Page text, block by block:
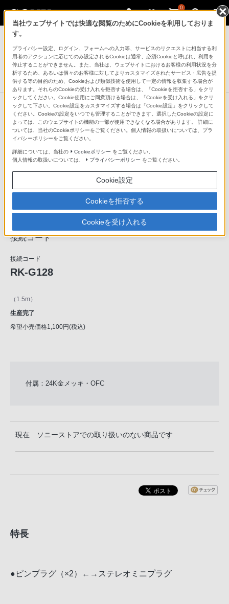
0
AVケーブル
接続コード
RK-G128
DISCONTINUED 生産完了
接続コード
接続コード
RK-G128
（1.5m）
生産完了
希望小売価格1,100円(税込)
付属：24K金メッキ・OFC
現在 ソニーストアでの取り扱いのない商品です
特長
●ピンプラグ（×2）←→ステレオミニプラグ
当社ウェブサイトでは快適な閲覧のためにCookieを利用しておりま
す。
プライバシー設定、ログイン、フォームへの入力等、サービスのリクエストに相当する利
用者のアクションに応じてのみ設定されるCookieは通常、必須Cookieと呼ばれ、利用を
停止することができません。また、当社は、ウェブサイトにおけるお客様の利用状況を分
析するため、あるいは個々のお客様に対してよりカスタマイズされたサービス・広告を提
供する等の目的のため、Cookieおよび類似技術を使用して一定の情報を収集する場合が
あります。それらのCookieの受け入れを拒否する場合は、「Cookieを拒否する」をクリ
ックしてください。Cookie使用にご同意頂ける場合は、「Cookieを受け入れる」をクリ
ックして下さい。Cookie設定をカスタマイズする場合は「Cookie設定」をクリックして
ください。Cookieの設定をいつでも管理することができます。選択したCookieの設定に
よっては、このウェブサイトの機能の一部が使用できなくなる場合があります。 詳細に
ついては、当社のCookieポリシーをご覧ください。個人情報の取扱いについては、プラ
イバシーポリシーをご覧ください。
詳細については、当社の Cookieポリシー をご覧ください。
個人情報の取扱いについては、
プライバシーポリシー をご覧ください。
Cookie設定
Cookieを拒否する
Cookieを受け入れる